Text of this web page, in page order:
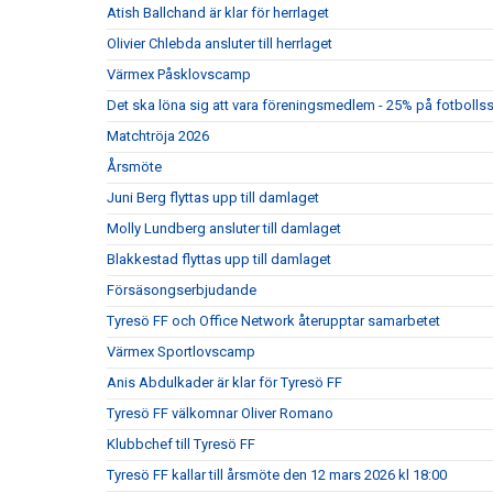
Atish Ballchand är klar för herrlaget
Olivier Chlebda ansluter till herrlaget
Värmex Påsklovscamp
Det ska löna sig att vara föreningsmedlem - 25% på
Matchtröja 2026
Årsmöte
Juni Berg flyttas upp till damlaget
Molly Lundberg ansluter till damlaget
Blakkestad flyttas upp till damlaget
Försäsongserbjudande
Tyresö FF och Office Network återupptar samarbetet
Värmex Sportlovscamp
Anis Abdulkader är klar för Tyresö FF
Tyresö FF välkomnar Oliver Romano
Klubbchef till Tyresö FF
Tyresö FF kallar till årsmöte den 12 mars 2026 kl 18:00